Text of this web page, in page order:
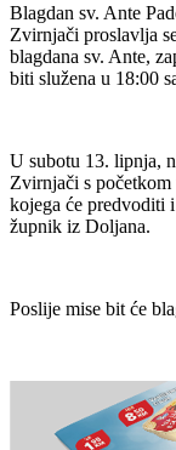
Blagdan sv. Ante
Zvirnjači proslavlja
blagdana sv. Ante,
biti služena u 18:00
U subotu 13. lipnja,
Zvirnjači s početkom
kojega će predvoditi
župnik iz Doljana.
Poslije mise bit će